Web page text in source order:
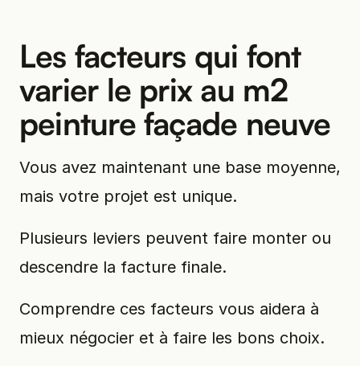
Les facteurs qui font
varier le prix au m2
peinture façade neuve
Vous avez maintenant une base moyenne,
mais votre projet est unique.
Plusieurs leviers peuvent faire monter ou
descendre la facture finale.
Comprendre ces facteurs vous aidera à
mieux négocier et à faire les bons choix.